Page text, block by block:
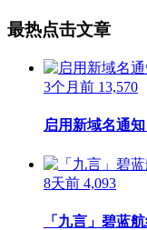
最热点击文章
3个月前 13,570
启用新域名通
8天前 4,093
「九言」碧蓝